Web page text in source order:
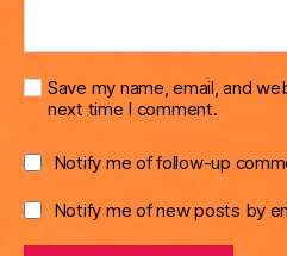
Save my name, email, and
next time I comment.
Notify me of follow-up
Notify me of new posts by